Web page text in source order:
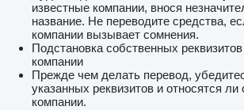
известные компании, внося
название. Не переводите средства,
компании вызывает сомнения.
Подстановка собственных
компании
Прежде чем делать перевод,
указанных реквизитов и относятся ли
компании.